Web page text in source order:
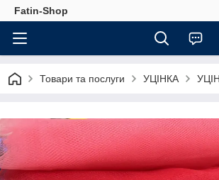
Fatin-Shop
Товари та послуги УЦІНКА